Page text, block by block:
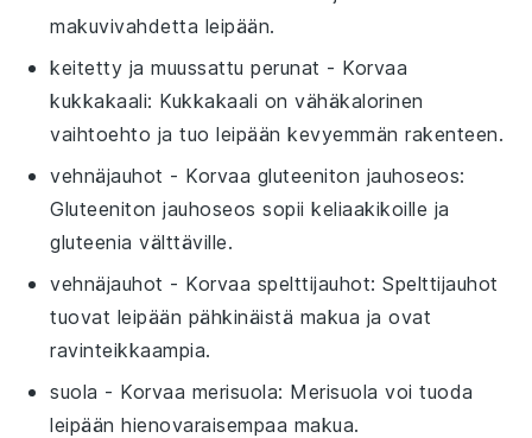
makuvivahdetta leipään.
keitetty ja muussattu perunat - Korvaa
kukkakaali: Kukkakaali on vähäkalorinen
vaihtoehto ja tuo leipään kevyemmän rakenteen.
vehnäjauhot - Korvaa gluteeniton jauhoseos:
Gluteeniton jauhoseos sopii keliaakikoille ja
gluteenia välttäville.
vehnäjauhot - Korvaa spelttijauhot: Spelttijauhot
tuovat leipään pähkinäistä makua ja ovat
ravinteikkaampia.
suola - Korvaa merisuola: Merisuola voi tuoda
leipään hienovaraisempaa makua.